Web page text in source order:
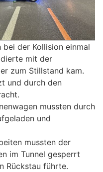
der Kollision einmal
mit der
zum Stillstand kam.
und durch den
mussten durch
und
mussten der
im Tunnel gesperrt
Rückstau führte.